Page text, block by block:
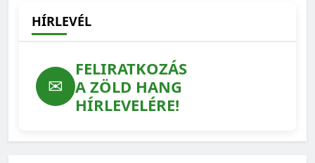
HÍRLEVÉL
✉
FELIRATKOZÁS
A ZÖLD HANG
HÍRLEVELÉRE!